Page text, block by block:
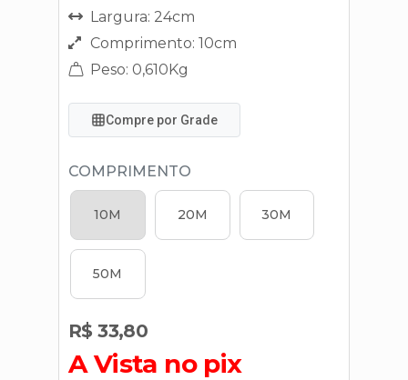
Largura: 24cm
Comprimento: 10cm
Peso: 0,610Kg
Compre por Grade
COMPRIMENTO
10M 20M 30M
50M
R$ 33,80
A Vista no pix